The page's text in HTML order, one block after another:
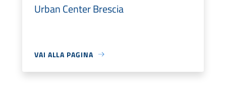
Urban Center Brescia
VAI ALLA PAGINA